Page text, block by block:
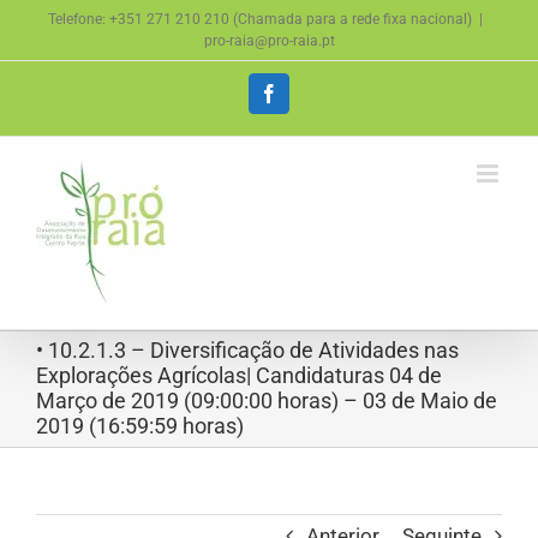
content
Telefone: +351 271 210 210 (Chamada para a rede fixa nacional)
pro-raia@pro-raia.pt
Facebook
• 10.2.1.3 – Diversificação de Atividades nas
Explorações Agrícolas| Candidaturas 04 de
Março de 2019 (09:00:00 horas) – 03 de Maio de
2019 (16:59:59 horas)